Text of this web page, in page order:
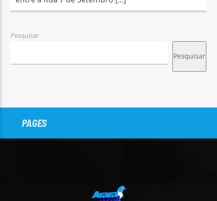
Pesquisar
Pesquisar
PAGES